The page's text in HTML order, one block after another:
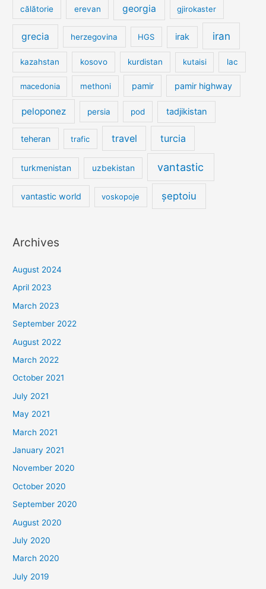
călătorie erevan georgia gjirokaster
grecia herzegovina HGS irak iran
kazahstan kosovo kurdistan kutaisi lac
macedonia methoni pamir pamir highway
peloponez persia pod tadjikistan
teheran trafic travel turcia
turkmenistan uzbekistan vantastic
vantastic world voskopoje șeptoiu
Archives
August 2024
April 2023
March 2023
September 2022
August 2022
March 2022
October 2021
July 2021
May 2021
March 2021
January 2021
November 2020
October 2020
September 2020
August 2020
July 2020
March 2020
July 2019